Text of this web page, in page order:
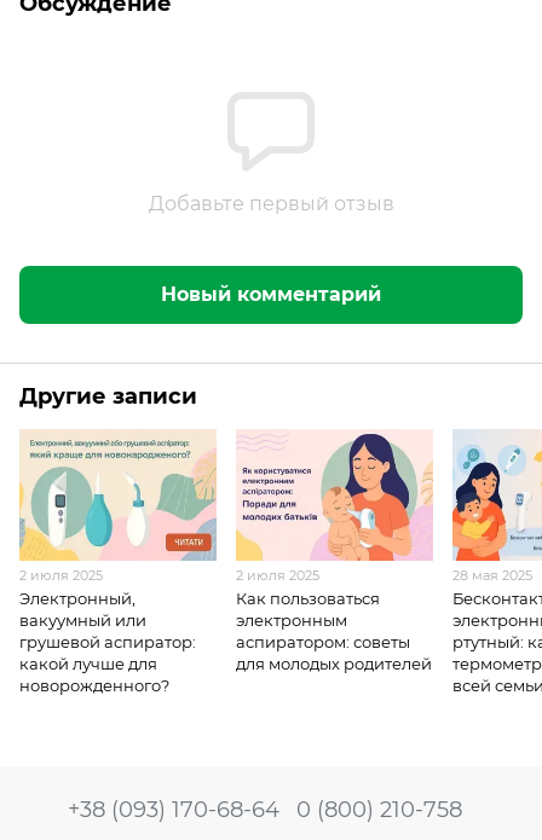
Добавьте первый отзыв
Новый комментарий
Другие записи
2 июля 2025
Электронный,
вакуумный или
грушевой аспиратор:
какой лучше для
новорожденного?
2 июля 2025
Как пользоваться
электронным
аспиратором: советы
для молодых родителей
28 мая 2025
ртутный:
всей
+38 (093) 170-68-64 0 (800) 210-758